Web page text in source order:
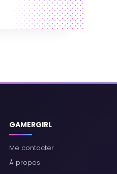
GAMERGIRL
Me contacter
À propos